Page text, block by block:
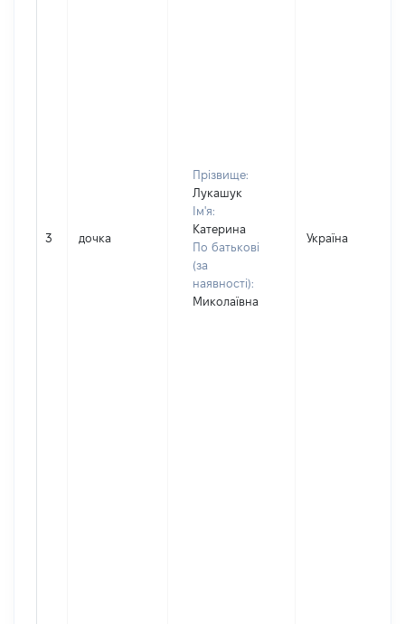
3 дочка
Прізвище:
Лукашук
Ім'я:
Катерина
По батькові
(за
наявності):
Миколаївна
Україна